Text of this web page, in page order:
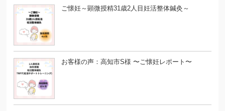
ご懐妊～顕微授精31歳2人目妊活整体鍼灸～
お客様の声：高知市S様 〜ご懐妊レポート〜